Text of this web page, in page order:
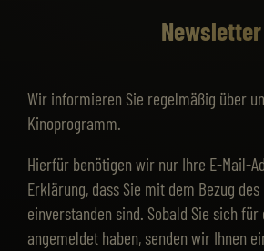
Newsletter
Wir informieren Sie regelmäßig über
Kinoprogramm.
Hierfür benötigen wir nur Ihre E-Mail-
Erklärung, dass Sie mit dem Bezug
einverstanden sind. Sobald Sie sich
angemeldet haben, senden wir Ihnen